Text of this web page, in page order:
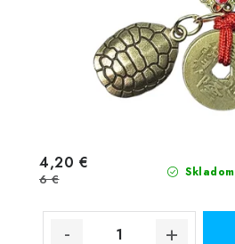
Skladom
4,20 €
6 €